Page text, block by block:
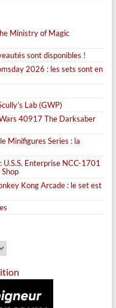
Ministry of Magic
sont disponibles !
2026 : les sets sont en
Lab (GWP)
40917 The Darksaber
Minifigures Series : la
Enterprise NCC-1701
Kong Arcade : le set est